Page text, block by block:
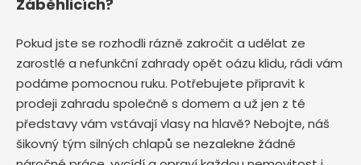
Záběhlicích?
Pokud jste se rozhodli rázně zakročit a udělat ze
zarostlé a nefunkční zahrady opět oázu klidu, rádi vám
podáme pomocnou ruku. Potřebujete připravit k
prodeji zahradu společně s domem a už jen z té
představy vám vstávají vlasy na hlavě? Nebojte, náš
šikovný tým silných chlapů se nezalekne žádné